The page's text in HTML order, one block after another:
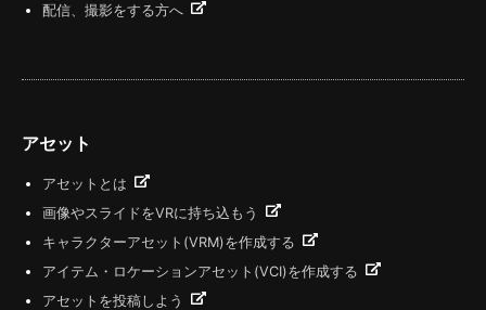
配信、撮影をする方へ
アセット
アセットとは
画像やスライドをVRに持ち込もう
キャラクターアセット(VRM)を作成する
アイテム・ロケーションアセット(VCI)を作成する
アセットを投稿しよう